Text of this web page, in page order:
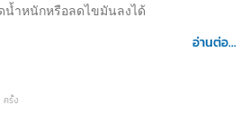
น้ำหนักหรือลดไขมันลงได้
อ่านต่อ...
ครั้ง